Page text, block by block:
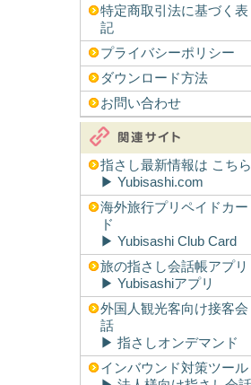
特定商取引法に基づく表
記
プライバシーポリシー
ダウンロード方法
お問い合わせ
指さし最新情報は こちら
▶︎ Yubisashi.com
海外旅行プリペイドカー
ド
▶︎ Yubisashi Club Card
旅の指さし会話帳アプリ
▶︎ Yubisashiアプリ
外国人観光客向け接客会
話
▶︎ 指さしオンデマンド
インバウンド対策ツール